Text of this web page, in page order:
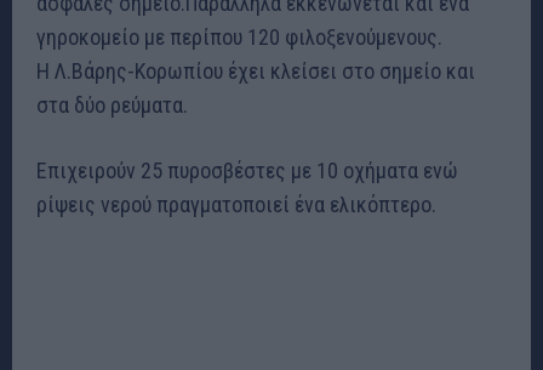
γηροκομείο με περίπου 120 φιλοξενούμενους.
H Λ.Βάρης-Κορωπίου έχει κλείσει στο σημείο και
στα δύο ρεύματα.
Επιχειρούν 25 πυροσβέστες με 10 οχήματα ενώ
ρίψεις νερού πραγματοποιεί ένα ελικόπτερο.